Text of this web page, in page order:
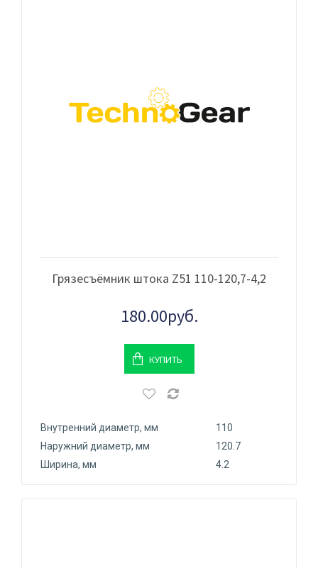
Грязесъёмник штока Z51 110-120,7-4,2
180.00руб.
КУПИТЬ
Внутренний диаметр, мм
110
Наружний диаметр, мм
120.7
Ширина, мм
4.2